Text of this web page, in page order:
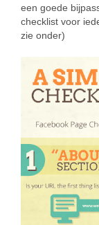
een goede
checklist voor
zie onder)